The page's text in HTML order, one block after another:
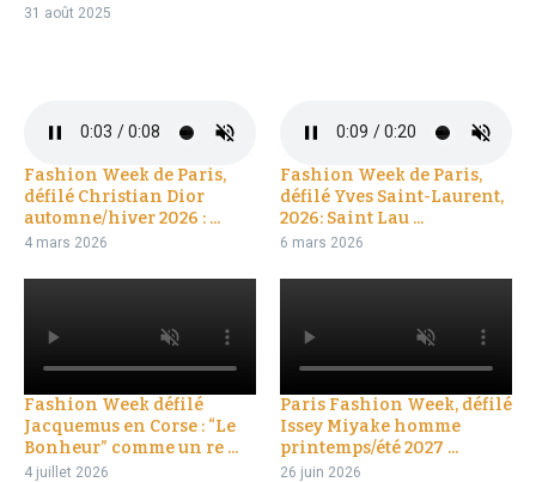
31 août 2025
Fashion Week de Paris,
défilé Christian Dior
automne/hiver 2026 : ...
4 mars 2026
Fashion Week de Paris,
défilé Yves Saint-Laurent,
2026: Saint Lau ...
6 mars 2026
Fashion Week défilé
Jacquemus en Corse : “Le
Bonheur” comme un re ...
4 juillet 2026
Paris Fashion Week, défilé
Issey Miyake homme
printemps/été 2027 ...
26 juin 2026